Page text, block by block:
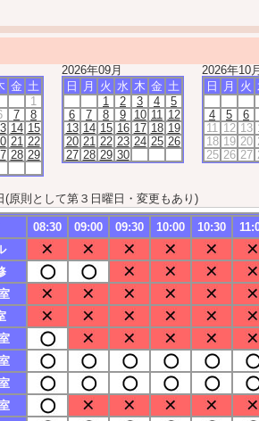
金 土
1
7
8
14 15
21 22
28 29
2026年09月
日
月 火 水 木 金 土
1
2 3 4
5
6
7 8 9 10 11 12
13 14 15 16 17 18 19
20 21 22 23 24 25 26
27 28 29 30
2026年10
日
月 火
4 5
6
11 12 13
18 19 20
25 26 27
(原則として第３日曜日・変更もあり)